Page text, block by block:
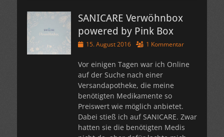
SANICARE Verwöhnbox
powered by Pink Box
Veröffentlicht
15. August 2016 1 Kommentar
Vor einigen Tagen war ich Online
auf der Suche nach einer
Versandapotheke, die meine
benötigten Medikamente so
Preiswert wie möglich anbietet.
Dabei stieß ich auf SANICARE. Zwar
hatten sie die benötigten Medis